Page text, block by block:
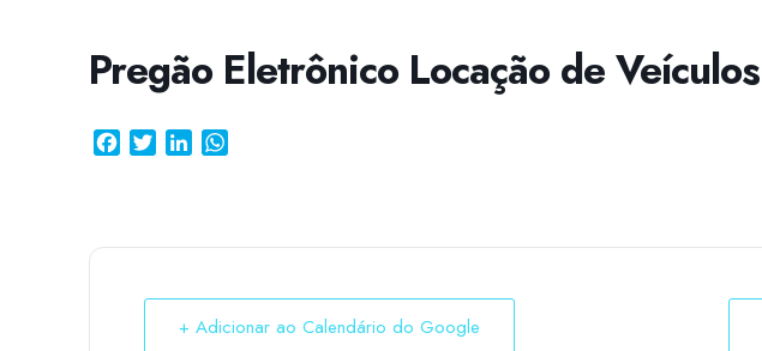
Pregão Eletrônico Locação de Veículos
FacebookTwitterLinkedIn
+ Adicionar ao Calendário do Google